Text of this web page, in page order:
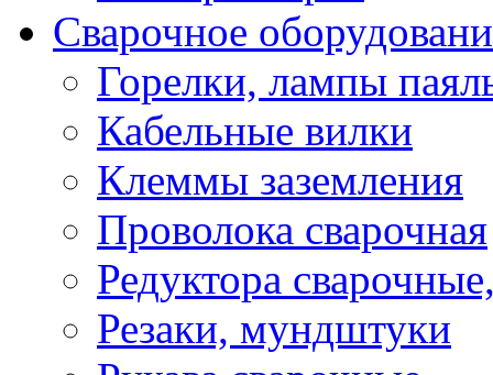
Сварочное
Горелки, лампы
Кабельные вилки
Клеммы заземления
Проволока сварочная
Редуктора
Резаки, мундштуки